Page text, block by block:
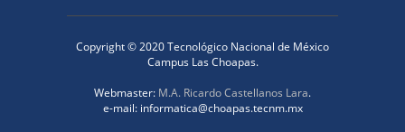
Copyright © 2020 Tecnológico Nacional de México
Campus Las Choapas.
Webmaster: M.A. Ricardo Castellanos Lara.
e-mail: informatica@choapas.tecnm.mx